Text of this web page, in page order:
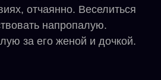
отчаянно. Веселиться
напропалую.
за его женой и дочкой.